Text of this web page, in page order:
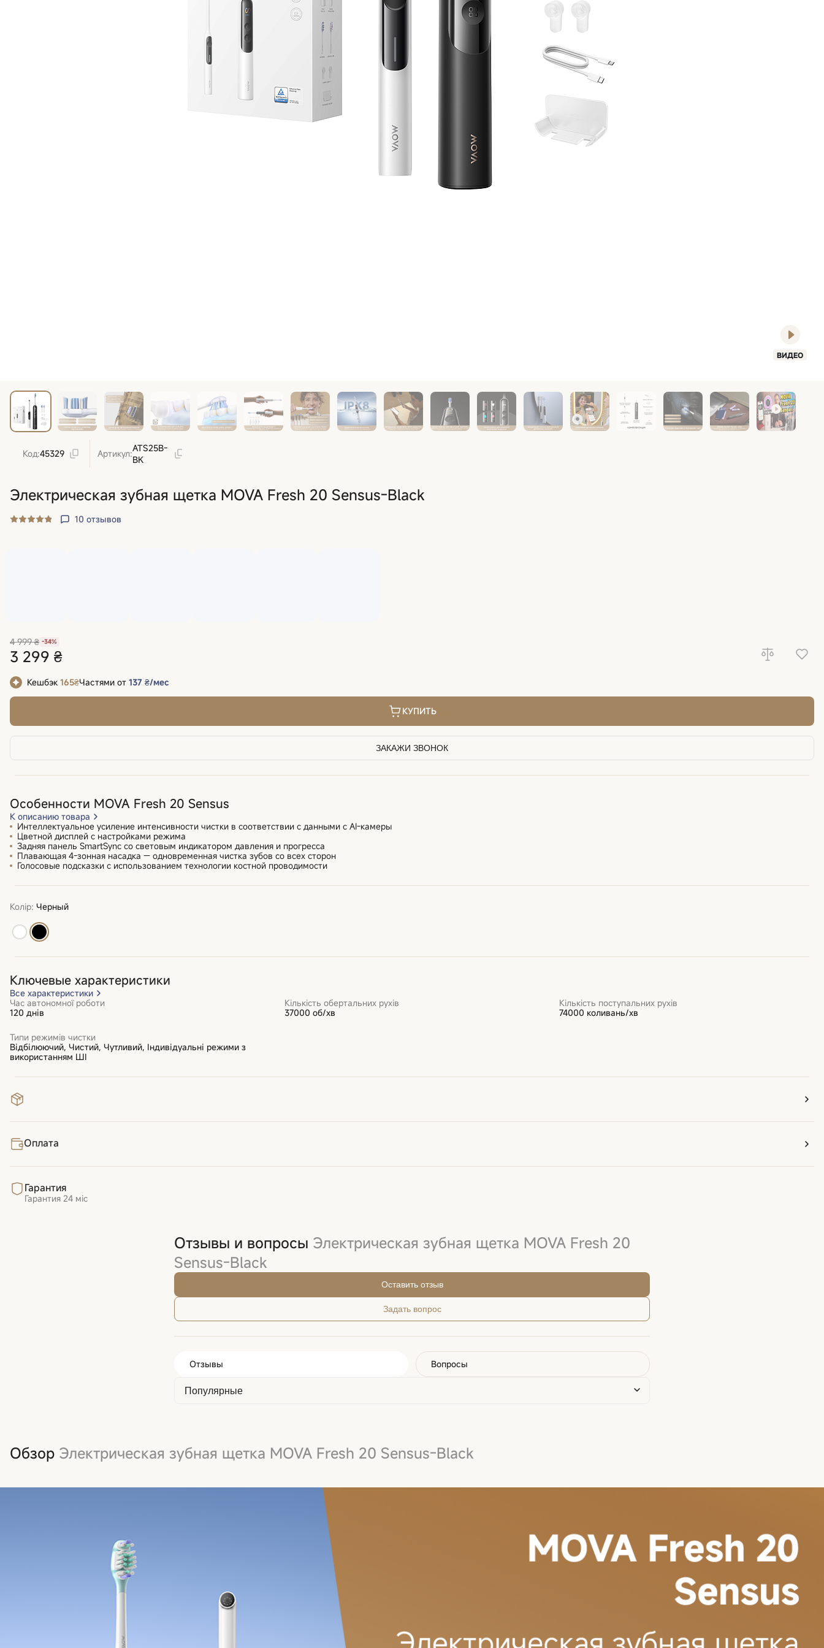
ВИДЕО
Код:45329 Артикул:ATS25B-
BK
Электрическая зубная щетка MOVA Fresh 20 Sensus-Black
10 отзывов
4 999 ₴ -34%
3 299 ₴
КУПИТЬ
ЗАКАЖИ ЗВОНОК
Кешбэк 165₴Частями от 137 ₴/мес
Особенности MOVA Fresh 20 Sensus
К описанию товара
Интеллектуальное усиление интенсивности чистки в соответствии с данными с AI-камеры
Цветной дисплей с настройками режима
Задняя панель SmartSync со световым индикатором давления и прогресса
Плавающая 4-зонная насадка — одновременная чистка зубов со всех сторон
Голосовые подсказки с использованием технологии костной проводимости
Колір: Черный
Ключевые характеристики
Все характеристики
Час автономної роботи
120 днів
Кількість обертальних рухів
37000 об/хв
Кількість поступальних рухів
74000 коливань/хв
Типи режимів чистки
Відбілюючий, Чистий, Чутливий, Індивідуальні режими з
використанням ШІ
Оплата
Гарантия
Гарантия 24 міс
Отзывы и вопросы Электрическая зубная щетка MOVA Fresh 20
Sensus-Black
Оставить отзыв
Задать вопрос
Отзывы Вопросы
Обзор Электрическая зубная щетка MOVA Fresh 20 Sensus-Black